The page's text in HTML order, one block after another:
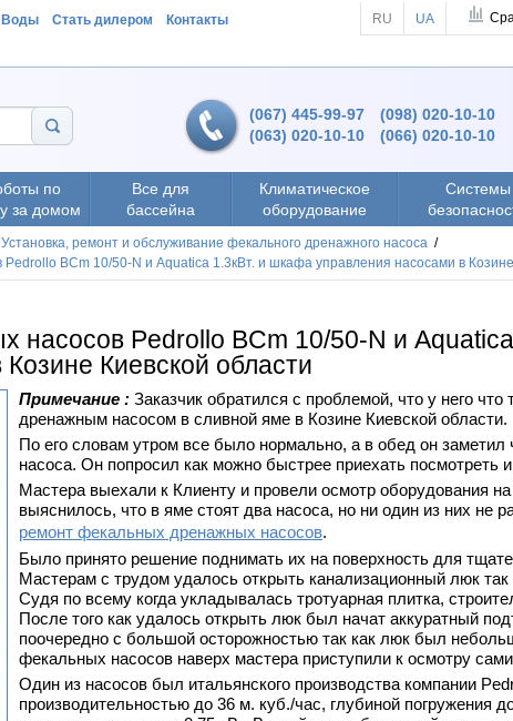
Воды Стать дилером Контакты RU UA
(067) 445-99-97
(063) 020-10-10
(098) 020-10-10
(066) 020-10-10
по
за домом
Все для
бассейна
Климатическое
оборудование
Системы
Установка, ремонт и обслуживание фекального дренажного насоса /
BCm 10/50-N и Aquatica 1.3кВт. и шкафа управления насосами в
насосов Pedrollo BCm 10/50-N и
Киевской области
Примечание : Заказчик обратился с проблемой, что у него
дренажным насосом в сливной яме в Козине Киевской области.
По его словам утром все было нормально, а в обед он заметил
насоса. Он попросил как можно быстрее приехать посмотреть
Мастера выехали к Клиенту и провели осмотр оборудования
выяснилось, что в яме стоят два насоса, но ни один из них не
ремонт фекальных дренажных насосов.
Было принято решение поднимать их на поверхность для
Мастерам с трудом удалось открыть канализационный люк
Судя по всему когда укладывалась тротуарная плитка,
После того как удалось открыть люк был начат аккуратный
поочередно с большой осторожностью так как люк был
фекальных насосов наверх мастера приступили к осмотру
Один из насосов был итальянского производства компании
производительностью до 36 м. куб./час, глубиной погружения